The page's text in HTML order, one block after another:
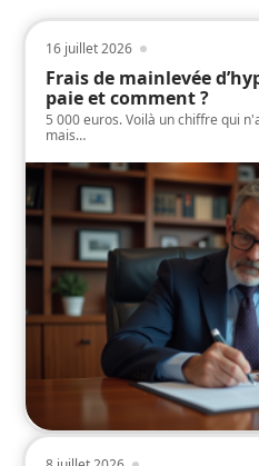
16 juillet 2026
Frais de mainlevée
paie et comment ?
5 000 euros. Voilà un chiffre qui
mais…